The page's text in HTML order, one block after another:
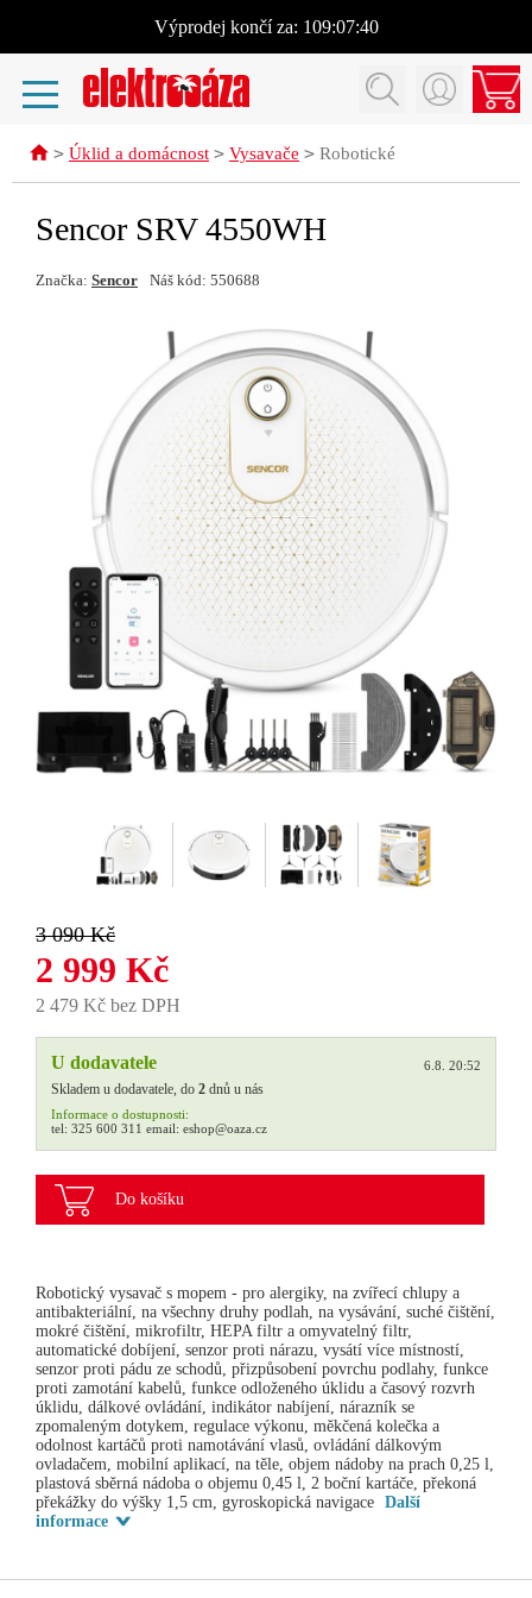
Výprodej končí za: 109:07:40
> Úklid a domácnost > Vysavače > Robotické
Sencor SRV 4550WH
Značka: Sencor Náš kód: 550688
3 090 Kč
2 999 Kč
2 479 Kč bez DPH
U dodavatele 6.8. 20:52
Skladem u dodavatele, do 2 dnů u nás
Informace o dostupnosti:
tel: 325 600 311 email: eshop@oaza.cz
Do košíku
Robotický vysavač s mopem - pro alergiky, na zvířecí chlupy a
antibakteriální, na všechny druhy podlah, na vysávání, suché čištění,
mokré čištění, mikrofiltr, HEPA filtr a omyvatelný filtr,
automatické dobíjení, senzor proti nárazu, vysátí více místností,
senzor proti pádu ze schodů, přizpůsobení povrchu podlahy, funkce
proti zamotání kabelů, funkce odloženého úklidu a časový rozvrh
úklidu, dálkové ovládání, indikátor nabíjení, nárazník se
zpomaleným dotykem, regulace výkonu, měkčená kolečka a
odolnost kartáčů proti namotávání vlasů, ovládání dálkovým
ovladačem, mobilní aplikací, na těle, objem nádoby na prach 0,25 l,
plastová sběrná nádoba o objemu 0,45 l, 2 boční kartáče, překoná
překážky do výšky 1,5 cm, gyroskopická navigace Další
informace